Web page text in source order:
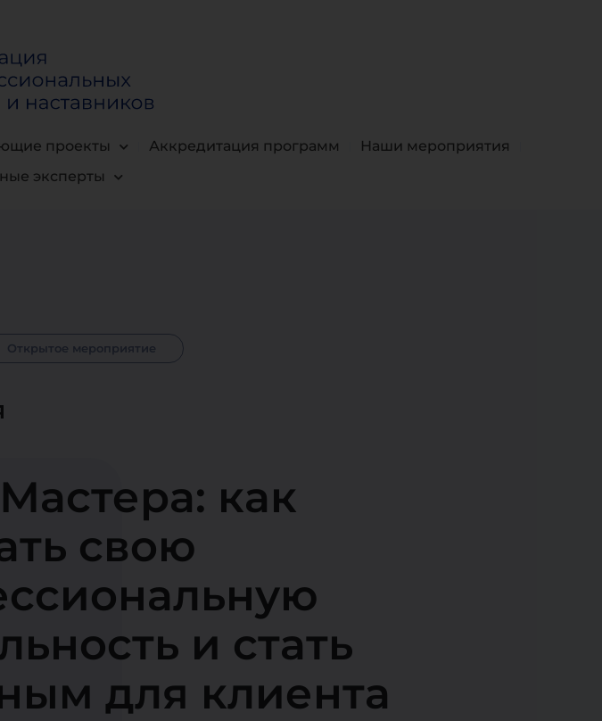
проекты Аккредитация программ
Наши мероприятия
эксперты
Открытое мероприятие
как
свою
и стать
для клиента